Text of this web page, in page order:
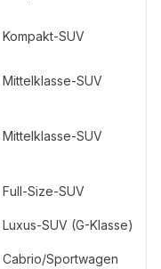
Kompakt-SUV
Mittelklasse-SUV
Mittelklasse-SUV
Full-Size-SUV
Luxus-SUV (G-Klasse)
Cabrio/Sportwagen